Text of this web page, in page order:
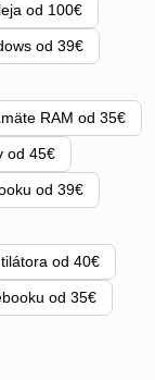
od 100€
od 39€
RAM od 35€
od 45€
od 39€
od 40€
od 35€